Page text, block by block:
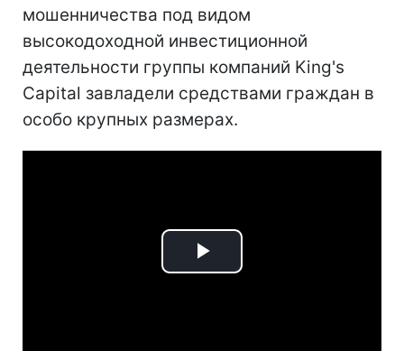
мошенничества под видом
высокодоходной инвестиционной
деятельности группы компаний King's
Capital завладели средствами граждан в
особо крупных размерах.
Play